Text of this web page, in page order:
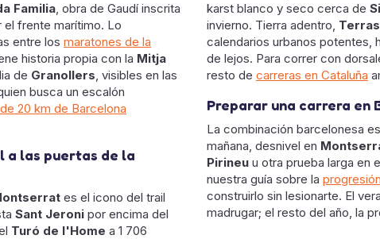
Familia, obra de Gaudí inscrita
el frente marítimo. Lo
entre los maratones de la
historia propia con la Mitja
de Granollers, visibles en las
busca un escalón
20 km de Barcelona
a las puertas de la
es el icono del trail
Sant Jeroni por encima del
Turó de l'Home a 1 706
karst blanco y seco cerca de
invierno. Tierra adentro,
calendarios urbanos potentes,
de lejos. Para correr con
resto de carreras en Cataluña
Preparar una carrera en
La combinación barcelonesa
mañana, desnivel en
Pirineu u otra prueba larga en
nuestra guía sobre la
construirlo sin lesionarte. El
madrugar; el resto del año, la